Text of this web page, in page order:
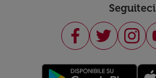
Seguiteci